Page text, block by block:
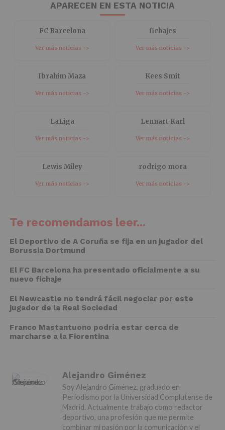
APARECEN EN ESTA NOTICIA
FC Barcelona
Ver más noticias ->
fichajes
Ver más noticias ->
Ibrahim Maza
Ver más noticias ->
Kees Smit
Ver más noticias ->
LaLiga
Ver más noticias ->
Lennart Karl
Ver más noticias ->
Lewis Miley
Ver más noticias ->
rodrigo mora
Ver más noticias ->
Te recomendamos leer...
El Deportivo de A Coruña se fija en un jugador del
Borussia Dortmund
El FC Barcelona ha presentado oficialmente a su
nuevo fichaje
El Newcastle no tendrá fácil negociar por este
jugador de la Real Sociedad
Franco Mastantuono podría estar cerca de
marcharse a la Fiorentina
Alejandro Giménez
Soy Alejandro Giménez, graduado en
Periodismo por la Universidad Complutense de
Madrid. Actualmente trabajo como redactor
deportivo, una profesión que me permite
combinar mi pasión por la comunicación y el